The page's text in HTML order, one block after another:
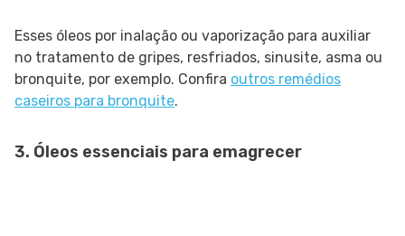
Esses óleos por inalação ou vaporização para auxiliar
no tratamento de gripes, resfriados, sinusite, asma ou
bronquite, por exemplo. Confira outros remédios
caseiros para bronquite.
3. Óleos essenciais para emagrecer